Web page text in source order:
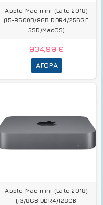
Apple Mac mini (Late 2018)
(i5-8500B/8GB DDR4/256GB
SSD/MacOS)
934,99 €
ΑΓΟΡΆ
Apple Mac mini (Late 2018)
(i3/8GB DDR4/128GB